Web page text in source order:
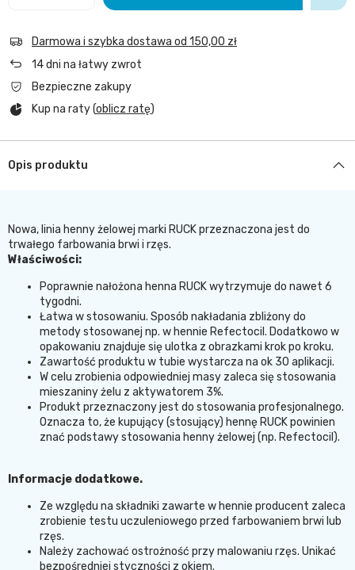
Darmowa i szybka dostawa od 150,00 zł
14dni na łatwy zwrot
Bezpieczne zakupy
Kup na raty (oblicz ratę)
Opis produktu
Nowa, linia henny żelowej marki RUCK przeznaczona jest do
trwałego farbowania brwi i rzęs.
Właściwości:
Poprawnie nałożona henna RUCK wytrzymuje do nawet 6
tygodni.
Łatwa w stosowaniu. Sposób nakładania zbliżony do
metody stosowanej np. w hennie Refectocil. Dodatkowo w
opakowaniu znajduje się ulotka z obrazkami krok po kroku.
Zawartość produktu w tubie wystarcza na ok 30 aplikacji.
W celu zrobienia odpowiedniej masy zaleca się stosowania
mieszaniny żelu z aktywatorem 3%.
Produkt przeznaczony jest do stosowania profesjonalnego.
Oznacza to, że kupujący (stosujący) hennę RUCK powinien
znać podstawy stosowania henny żelowej (np. Refectocil).
Informacje dodatkowe.
Ze względu na składniki zawarte w hennie producent zaleca
zrobienie testu uczuleniowego przed farbowaniem brwi lub
rzęs.
Należy zachować ostrożność przy malowaniu rzęs. Unikać
bezpośredniej styczności z okiem.